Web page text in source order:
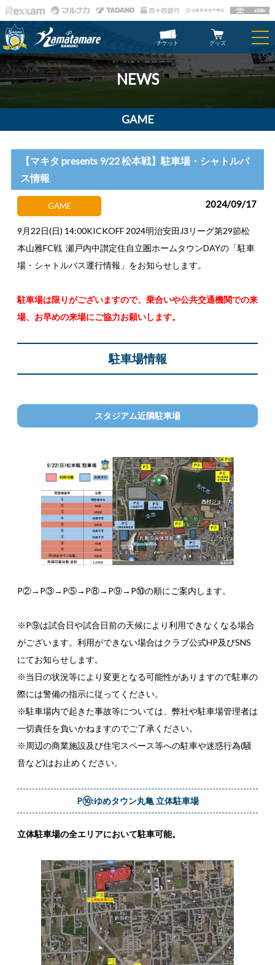
チケット グッズ
NEWS
GAME
【マキタ presents 9/22 松本戦】駐車場・シャトルバ
ス情報
GAME 2024/09/17
9月22日(日) 14:00KICKOFF 2024明治安田J3リーグ第29節松
本山雅FC戦 瀬戸内中讃定住自立圏ホームタウンDAYの「駐車
場・シャトルバス運行情報」をお知らせします。
駐車場は限りがございますので、乗合いや公共交通機関での来
場、お早めの来場にご協力お願いします。
駐車場情報
スタジアム近隣駐車場
P②→P③→P⑤→P⑧→P⑨→P⑩の順にご案内します。
※P⑨は試合日や試合日前の天候により利用できなくなる場合
がございます。利用ができない場合はクラブ公式HP及びSNS
にてお知らせします。
※当日の状況等により変更となる可能性がありますので駐車の
際には警備の指示に従ってください。
※駐車場内で起きた事故等については、弊社や駐車場管理者は
一切責任を負いかねますのでご了承ください。
※周辺の商業施設及び住宅スペース等への駐車や迷惑行為(騒
音など)はお止めください。
P⑩:ゆめタウン丸亀 立体駐車場
立体駐車場の全エリアにおいて駐車可能。